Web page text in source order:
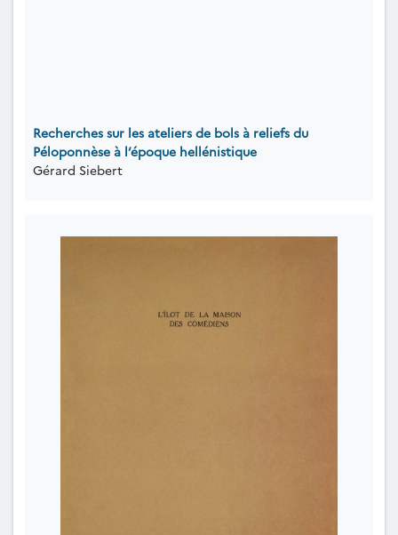
Recherches sur les ateliers de bols à reliefs du
Péloponnèse à l’époque hellénistique
Gérard Siebert